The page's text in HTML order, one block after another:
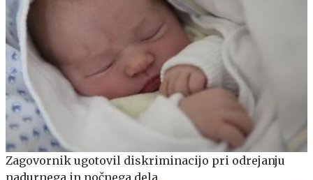
Zagovornik ugotovil diskriminacijo pri odrejanju